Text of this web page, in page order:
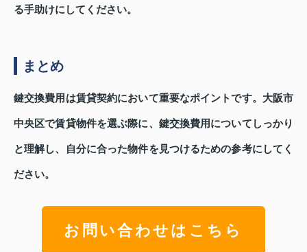
る手助けにしてください。
まとめ
鍵交換費用は賃貸契約において重要なポイントです。大阪市
中央区で賃貸物件を選ぶ際に、鍵交換費用についてしっかり
と理解し、自分に合った物件を見つけるための参考にしてく
ださい。
お問い合わせはこちら